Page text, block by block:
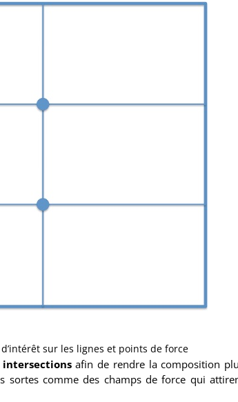
sur les lignes et points de force
intersectionsafin de rendre la composition
sortes comme des champs de force qui